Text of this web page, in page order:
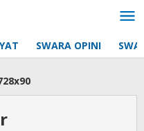
SWARA OPINI